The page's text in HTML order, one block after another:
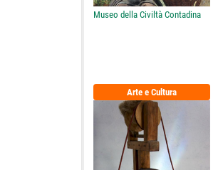
Museo della Civiltà Contadina
Arte e Cultura